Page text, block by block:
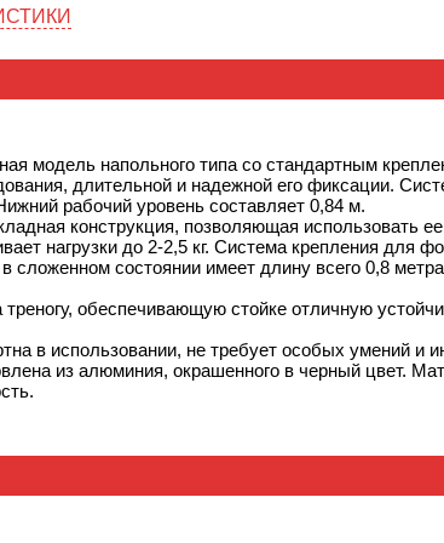
она изготовлена из алюминия,
ей легкость и хорошую прочность.
модель напольного типа со стандартным
длительной и надежной его фиксации.
рабочий уровень составляет 0,84 м.
конструкция, позволяющая использовать
нагрузки до 2-2,5 кг. Система крепления для
сложенном состоянии имеет длину всего 0,8
треногу, обеспечивающую стойке отличную
в использовании, не требует особых умений и
из алюминия, окрашенного в черный цвет.